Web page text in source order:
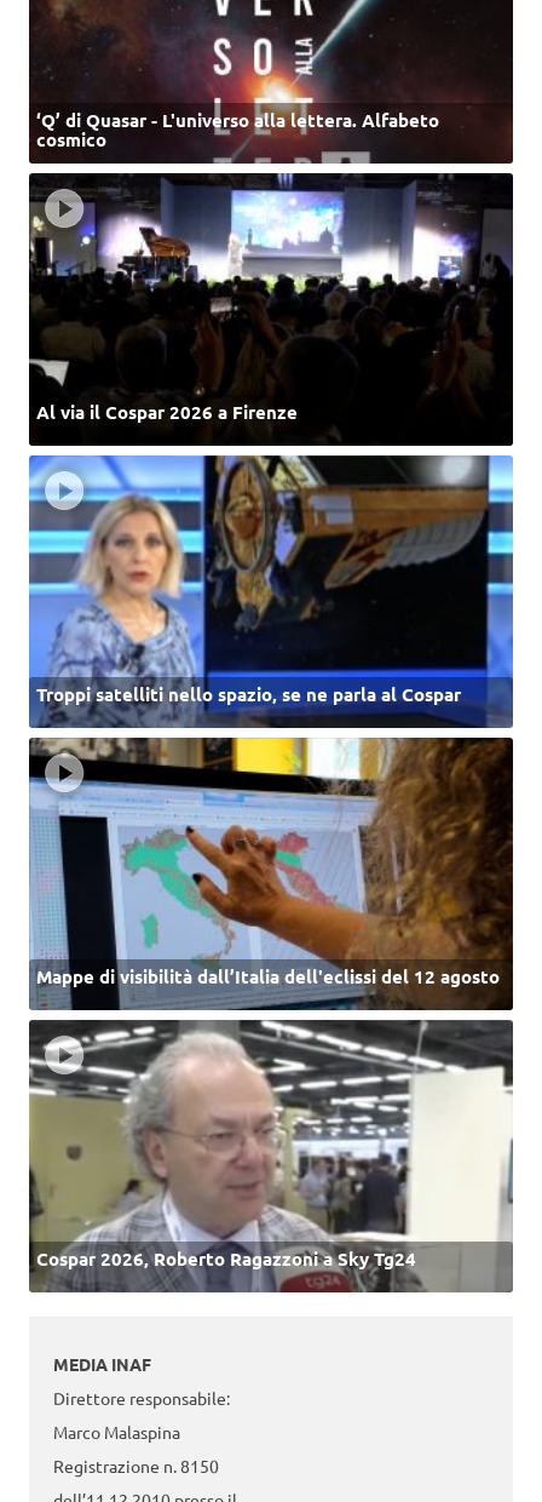
‘Q’ di Quasar - L'universo alla lettera. Alfabeto
cosmico
Al via il Cospar 2026 a Firenze
Troppi satelliti nello spazio, se ne parla al Cospar
Mappe di visibilità dall’Italia dell'eclissi del 12 agosto
Cospar 2026, Roberto Ragazzoni a Sky Tg24
MEDIA INAF
Direttore responsabile:
Marco Malaspina
Registrazione n. 8150